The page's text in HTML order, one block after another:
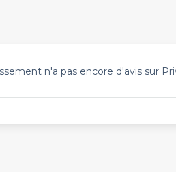
n'a pas encore d'avis sur